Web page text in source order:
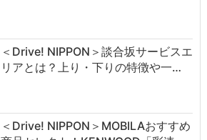
＜Drive! NIPPON＞談合坂サービスエ
リアとは？上り・下りの特徴や一…
＜Drive! NIPPON＞MOBILAおすすめ